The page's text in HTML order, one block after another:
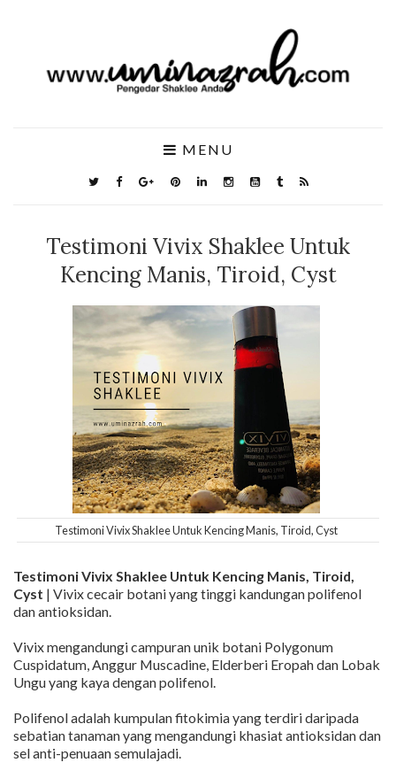
MENU
Testimoni Vivix Shaklee Untuk
Kencing Manis, Tiroid, Cyst
Testimoni Vivix Shaklee Untuk Kencing Manis, Tiroid, Cyst
Testimoni Vivix Shaklee Untuk Kencing Manis, Tiroid,
Cyst | Vivix cecair botani yang tinggi kandungan polifenol
dan antioksidan.
Vivix mengandungi campuran unik botani Polygonum
Cuspidatum, Anggur Muscadine, Elderberi Eropah dan Lobak
Ungu yang kaya dengan polifenol.
Polifenol adalah kumpulan fitokimia yang terdiri daripada
sebatian tanaman yang mengandungi khasiat antioksidan dan
sel anti-penuaan semulajadi.